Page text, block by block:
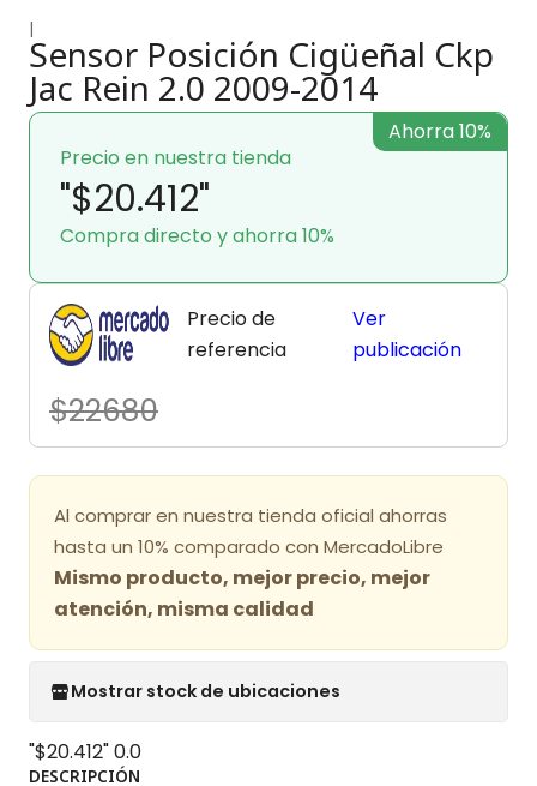
|
Sensor Posición Cigüeñal Ckp
Jac Rein 2.0 2009-2014
Precio en nuestra tienda
"$20.412"
Compra directo y ahorra 10%
Ahorra 10%
Precio de
referencia
$22680
Ver
publicación
Al comprar en nuestra tienda oficial ahorras
hasta un 10% comparado con MercadoLibre
Mismo producto, mejor precio, mejor
atención, misma calidad
Mostrar stock de ubicaciones
"$20.412"0.0
DESCRIPCIÓN